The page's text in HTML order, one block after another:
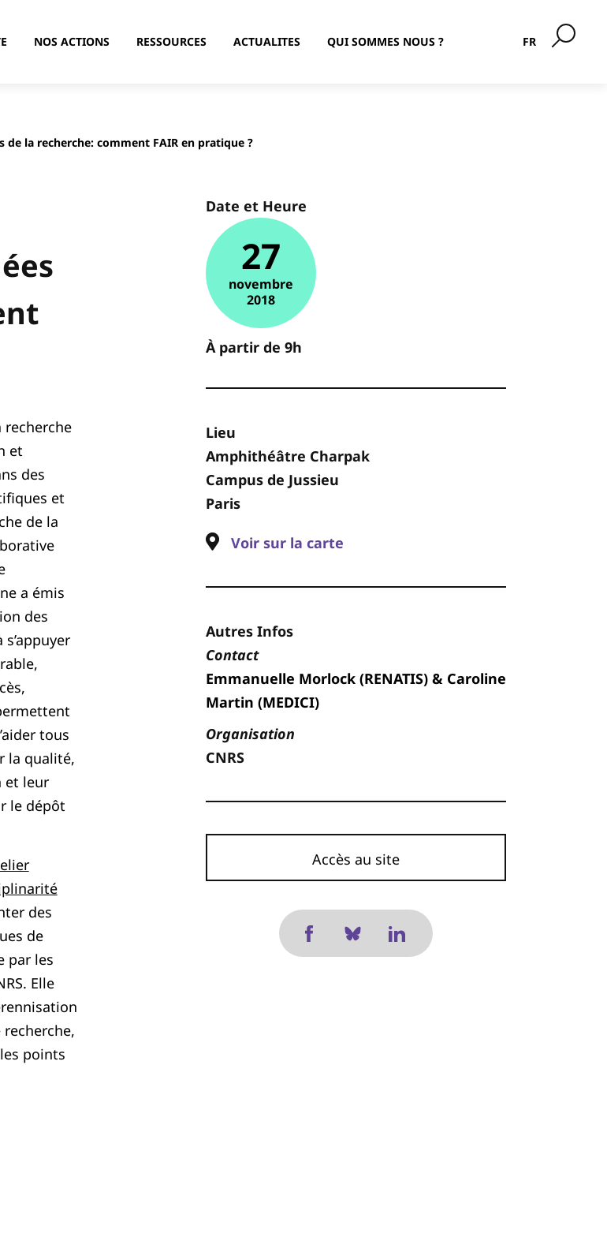
NOS ACTIONS RESSOURCES ACTUALITES QUI SOMMES NOUS ? FR
la recherche: comment FAIR en pratique ?
recherche
et
des
et
de la
a émis
des
tous
la qualité,
et leur
le dépôt
des
de
par les
Elle
points
Date et Heure
27
novembre
2018
À partir de 9h
Lieu
Amphithéâtre Charpak
Campus de Jussieu
Paris
Voir sur la carte
Autres Infos
Contact
Emmanuelle Morlock (RENATIS) & Caroline
Martin (MEDICI)
Organisation
CNRS
Accès au site